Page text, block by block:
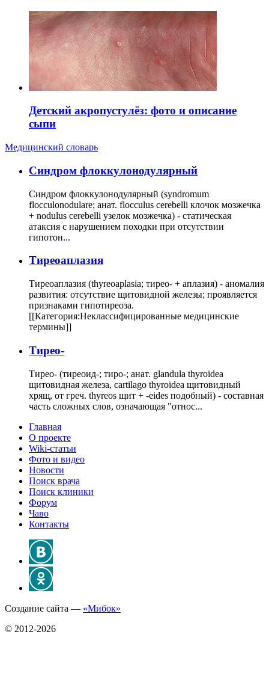
Детский акропустулёз: фото и описание
сыпи
Медицинский словарь
Cиндром флоккулонодулярный
Синдром флоккулонодулярный (syndromum
flocculonodulare; анат. flocculus cerebelli клочок мозжечка
+ nodulus cerebelli узелок мозжечка) - статическая
атаксия с нарушением походки при отсутствии
гипотон...
Тиреоаплазия
Тиреоаплазия (thyreoaplasia; тирео- + аплазия) - аномалия
развития: отсутствие щитовидной железы; проявляется
признаками гипотиреоза.
[[Категория:Неклассифицированные медицинские
термины]]
Тирео-
Тирео- (тиреоид-; тиро-; анат. glandula thyroidea
щитовидная железа, cartilago thyroidea щитовидный
хрящ, от греч. thyreos щит + -eides подобный) - составная
часть сложных слов, означающая "относ...
Главная
О проекте
Wiki-статьи
Фото и видео
Новости
Поиск врача
Поиск клиники
Форум
Чаво
Контакты
Создание сайта — «Мибок»
© 2012-2026